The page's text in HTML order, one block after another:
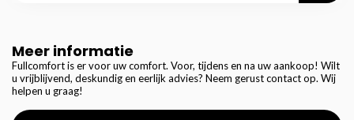
Meer informatie
Fullcomfort is er voor uw comfort. Voor, tijdens en na uw aankoop! Wilt
u vrijblijvend, deskundig en eerlijk advies? Neem gerust contact op. Wij
helpen u graag!